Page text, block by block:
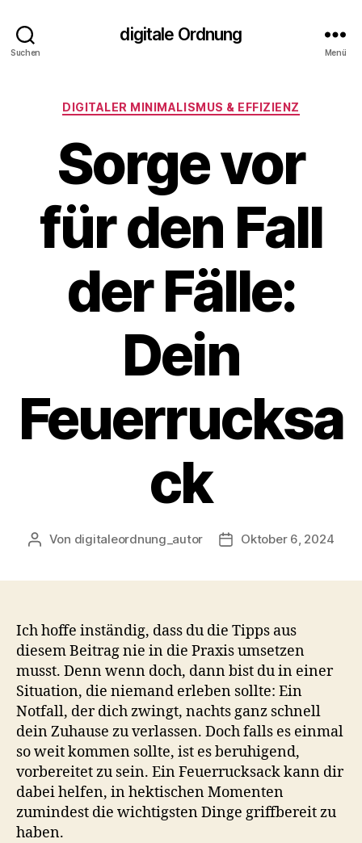
Suchen
digitale Ordnung
Menü
Kategorien
DIGITALER MINIMALISMUS & EFFIZIENZ
Sorge vor
für den Fall
der Fälle:
Dein
Feuerrucksa
ck
Beitragsautor
Von digitaleordnung_autor Oktober 6, 2024
Ich hoffe inständig, dass du die Tipps aus
diesem Beitrag nie in die Praxis umsetzen
musst. Denn wenn doch, dann bist du in einer
Situation, die niemand erleben sollte: Ein
Notfall, der dich zwingt, nachts ganz schnell
dein Zuhause zu verlassen. Doch falls es einmal
so weit kommen sollte, ist es beruhigend,
vorbereitet zu sein. Ein Feuerrucksack kann dir
dabei helfen, in hektischen Momenten
zumindest die wichtigsten Dinge griffbereit zu
haben.